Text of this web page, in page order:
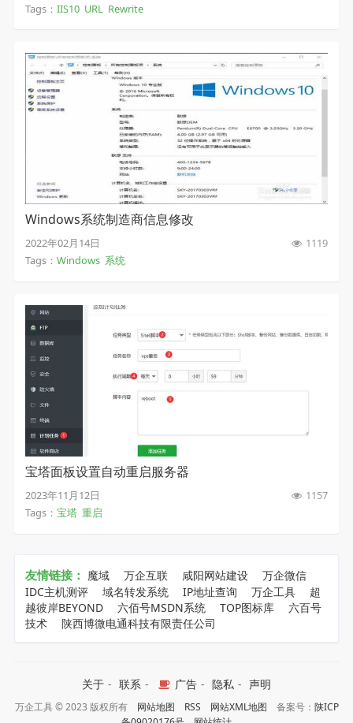
Tags： IIS10 URL Rewrite
Windows系统制造商信息修改
2022年02月14日
1119
Tags： Windows 系统
宝塔面板设置自动重启服务器
2023年11月12日
1157
Tags： 宝塔 重启
友情链接： 魔域 万企互联 咸阳网站建设
万企微信
IDC主机测评
域名转发系统 IP地址查询 万企工具
超
越彼岸BEYOND
六佰号MSDN系统 TOP图标库
六百号
技术
陕西博微电通科技有限责任公司
关于 - 联系 - 广告 - 隐私 - 声明
万企工具 © 2023 版权所有 网站地图 RSS 网站XML地图 备案号： 陕ICP